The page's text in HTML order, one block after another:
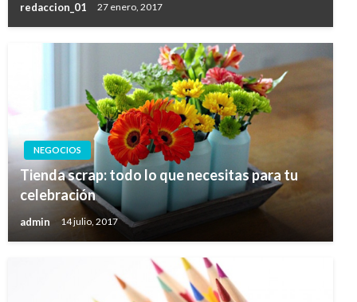
redaccion_01 27 enero, 2017
NEGOCIOS
Tienda scrap: todo lo que necesitas para tu
celebración
admin 14 julio, 2017